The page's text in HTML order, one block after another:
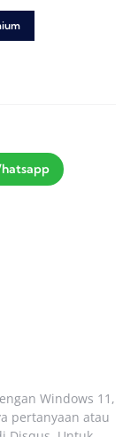
Windows 11,
pertanyaan atau